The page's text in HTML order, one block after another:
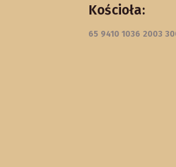
Kościoła:
65 9410 1036 2003